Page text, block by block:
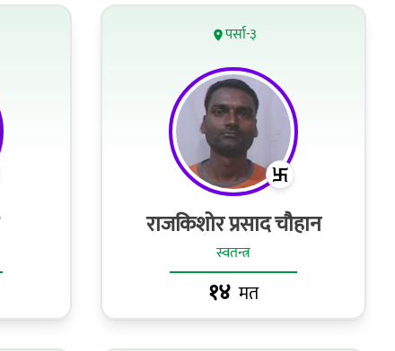
पर्सा-३
राजकिशोर प्रसाद चौहान
स्वतन्त्र
१४ मत